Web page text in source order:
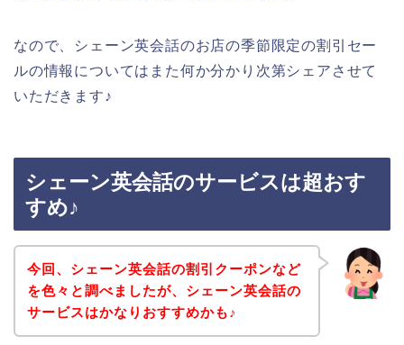
なので、シェーン英会話のお店の季節限定の割引セー
ルの情報についてはまた何か分かり次第シェアさせて
いただきます♪
シェーン英会話のサービスは超おす
すめ♪
今回、シェーン英会話の割引クーポンなど
を色々と調べましたが、シェーン英会話の
サービスはかなりおすすめかも♪